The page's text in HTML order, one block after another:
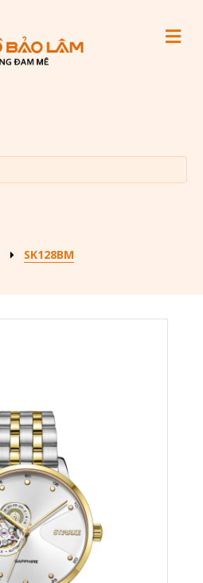
SK128BM